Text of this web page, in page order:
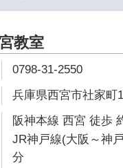
教室
0798-31-2550
兵庫県西宮市社家町
阪神本線 西宮 徒歩
JR神戸線(大阪～神
分